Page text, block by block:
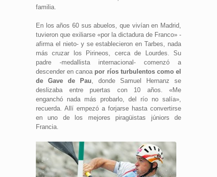
familia.
En los años 60 sus abuelos, que vivían en Madrid,
tuvieron que exiliarse «por la dictadura de Franco» -
afirma el nieto- y se establecieron en Tarbes, nada
más cruzar los Pirineos, cerca de Lourdes. Su
padre -medallista internacional- comenzó a
descender en canoapor ríos turbulentos como el
de Gave de Pau, donde Samuel Hernanz se
deslizaba entre puertas con 10 años. «Me
enganchó nada más probarlo, del río no salía»,
recuerda. Allí empezó a forjarse hasta convertirse
en uno de los mejores piragüistas júniors de
Francia.